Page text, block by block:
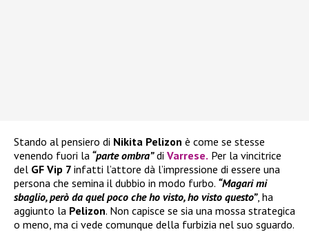
Stando al pensiero di Nikita Pelizon è come se stesse
venendo fuori la “parte ombra”di Varrese. Per la vincitrice
del GF Vip 7 infatti l’attore dà l’impressione di essere una
persona che semina il dubbio in modo furbo. “Magari mi
sbaglio, però da quel poco che ho visto, ho visto questo”, ha
aggiunto la Pelizon. Non capisce se sia una mossa strategica
o meno, ma ci vede comunque della furbizia nel suo sguardo.